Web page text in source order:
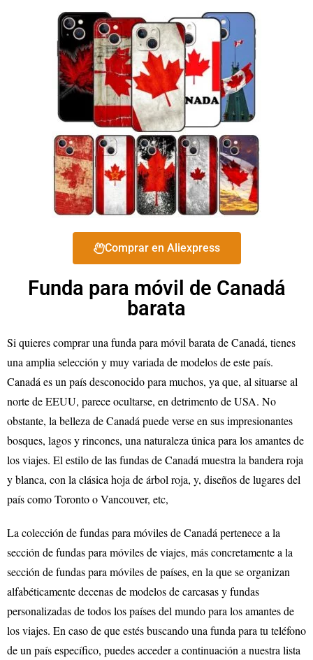
Comprar en Aliexpress
Funda para móvil de Canadá
barata
Si quieres comprar una funda para móvil barata de Canadá, tienes
una amplia selección y muy variada de modelos de este país.
Canadá es un país desconocido para muchos, ya que, al situarse al
norte de EEUU, parece ocultarse, en detrimento de USA. No
obstante, la belleza de Canadá puede verse en sus impresionantes
bosques, lagos y rincones, una naturaleza única para los amantes de
los viajes. El estilo de las fundas de Canadá muestra la bandera roja
y blanca, con la clásica hoja de árbol roja, y, diseños de lugares del
país como Toronto o Vancouver, etc,
La colección de fundas para móviles de Canadá pertenece a la
sección de fundas para móviles de viajes, más concretamente a la
sección de fundas para móviles de países, en la que se organizan
alfabéticamente decenas de modelos de carcasas y fundas
personalizadas de todos los países del mundo para los amantes de
los viajes. En caso de que estés buscando una funda para tu teléfono
de un país específico, puedes acceder a continuación a nuestra lista